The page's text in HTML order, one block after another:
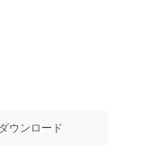
ダウンロード